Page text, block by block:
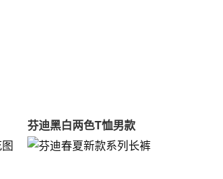
芬迪黑白两色T恤男款